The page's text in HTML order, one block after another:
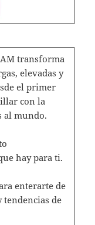
transforma
elevadas y
el primer
con la
al mundo.
hay para ti.
enterarte de
de